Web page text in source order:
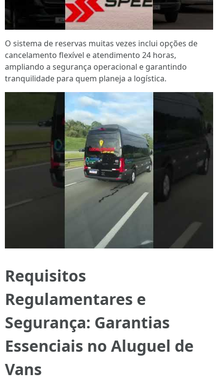
O sistema de reservas muitas vezes inclui opções de
cancelamento flexível e atendimento 24 horas,
ampliando a segurança operacional e garantindo
tranquilidade para quem planeja a logística.
Requisitos
Regulamentares e
Segurança: Garantias
Essenciais no Aluguel de
Vans